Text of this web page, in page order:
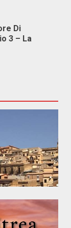
Di
3 – La